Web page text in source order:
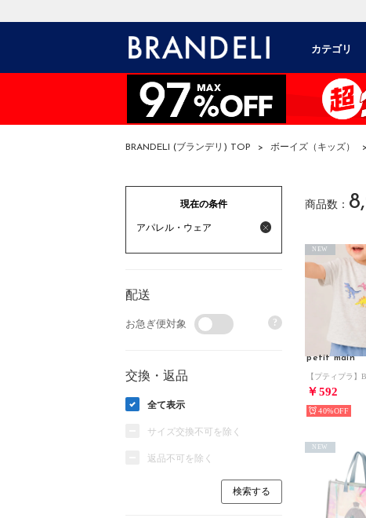
カテゴリ
BRANDELI (ブランデリ) TOP > ボーイズ（キッズ） >
現在の条件
アパレル・ウェア
配送
お急ぎ便対象 ?
交換・返品
全て表示
サイズ交換不可を除く
返品不可を除く
商品数：
petit main
￥592
NEW
40%
NEW